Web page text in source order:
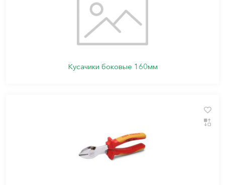
Кусачики боковые 160мм